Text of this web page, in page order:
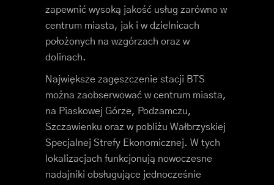
zapewnić wysoką jakość usług zarówno w
centrum miasta, jak i w dzielnicach
położonych na wzgórzach oraz w
dolinach.
Największe zagęszczenie stacji BTS
można zaobserwować w centrum miasta,
na Piaskowej Górze, Podzamczu,
Szczawienku oraz w pobliżu Wałbrzyskiej
Specjalnej Strefy Ekonomicznej. W tych
lokalizacjach funkcjonują nowoczesne
nadajniki obsługujące jednocześnie